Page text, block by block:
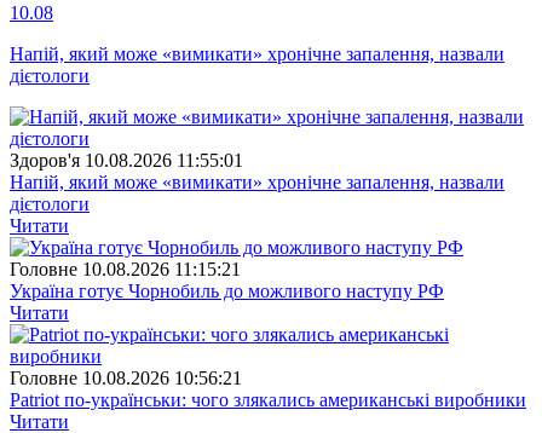
10.08
Напій, який може «вимикати» хронічне запалення, назвали
дієтологи
Здоров'я 10.08.2026 11:55:01
Напій, який може «вимикати» хронічне запалення, назвали
дієтологи
Читати
Головне 10.08.2026 11:15:21
Україна готує Чорнобиль до можливого наступу РФ
Читати
Головне 10.08.2026 10:56:21
Patriot по-українськи: чого злякались американські виробники
Читати